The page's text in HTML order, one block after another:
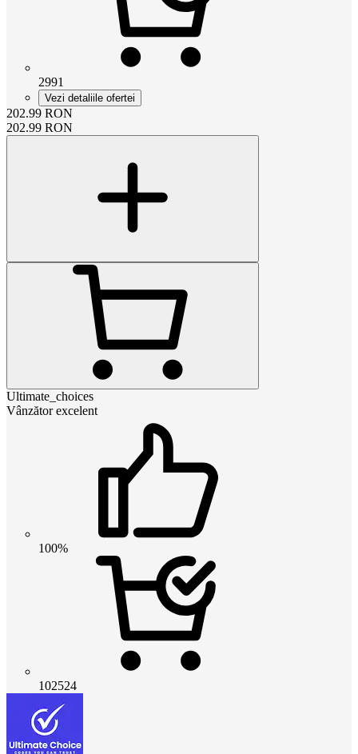
2991
Vezi detaliile ofertei
202.99 RON
202.99 RON
Ultimate_choices
Vânzător excelent
100%
102524